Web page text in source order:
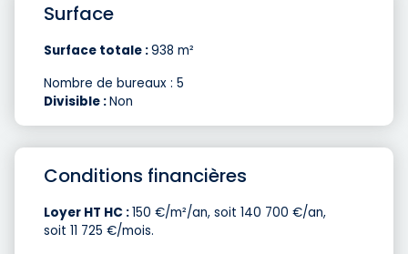
Surface
Surface totale :938 m²
Nombre de bureaux : 5
Divisible :Non
Conditions financières
Loyer HT HC :150 €/m²/an, soit 140 700 €/an,
soit 11 725 €/mois.